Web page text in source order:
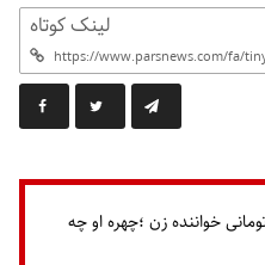
لینک کوتاه
۴۰ میلیارد تومانی خواننده زن ؛چهره او چه